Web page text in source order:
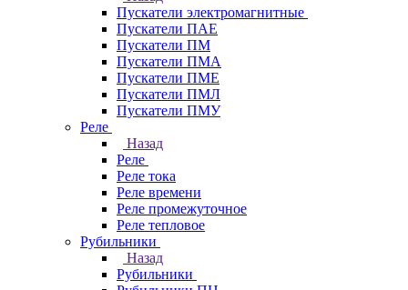
Пускатели электромагнитные
Пускатели ПАЕ
Пускатели ПМ
Пускатели ПМА
Пускатели ПМЕ
Пускатели ПМЛ
Пускатели ПМУ
Реле
Назад
Реле
Реле тока
Реле времени
Реле промежуточное
Реле тепловое
Рубильники
Назад
Рубильники